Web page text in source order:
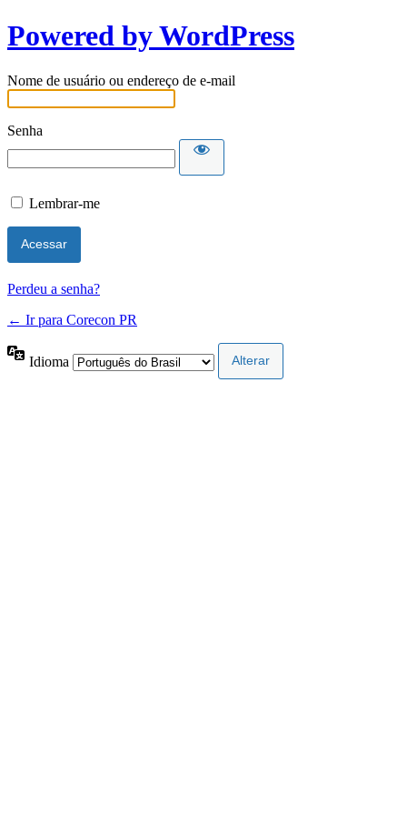
Powered by WordPress
Nome de usuário ou endereço de e-mail
Senha
Lembrar-me
Perdeu a senha?
← Ir para Corecon PR
Idioma